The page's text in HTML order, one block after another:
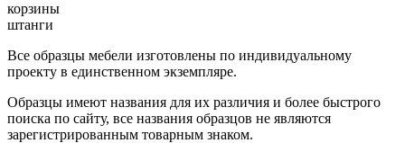
корзины
штанги
Все образцы мебели изготовлены по индивидуальному
проекту в единственном экземпляре.
Образцы имеют названия для их различия и более быстрого
поиска по сайту, все названия образцов не являются
зарегистрированным товарным знаком.